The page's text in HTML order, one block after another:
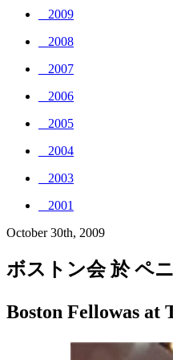
_ 2009
_ 2008
_ 2007
_ 2006
_ 2005
_ 2004
_ 2003
_ 2001
October 30th, 2009
ボストン会 於 ペ
Boston Fellowas at